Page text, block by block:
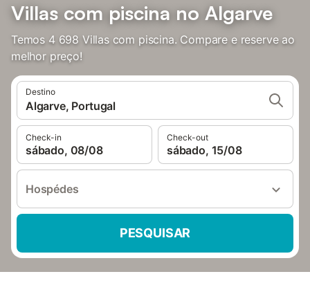
Villas com piscina no Algarve
Temos 4 698 Villas com piscina. Compare e reserve ao
melhor preço!
Destino
Algarve, Portugal
Check-in
sábado, 08/08
Check-out
sábado, 15/08
Hospédes
PESQUISAR